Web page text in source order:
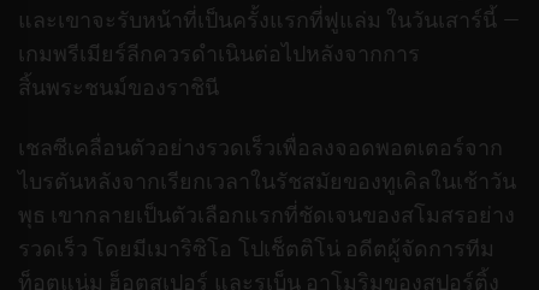
และเขาจะรับหน้าที่เป็นครั้งแรกที่ฟูแล่ม ในวันเสาร์นี้ —
เกมพรีเมียร์ลีกควรดำเนินต่อไปหลังจากการ
สิ้นพระชนม์ของราชินี
เชลซีเคลื่อนตัวอย่างรวดเร็วเพื่อลงจอดพอตเตอร์จาก
ไบรตันหลังจากเรียกเวลาในรัชสมัยของทูเคิลในเช้าวัน
พุธ เขากลายเป็นตัวเลือกแรกที่ชัดเจนของสโมสรอย่าง
รวดเร็ว โดยมีเมาริซิโอ โปเช็ตติโน่ อดีตผู้จัดการทีม
ท็อตแน่ม ฮ็อตสเปอร์ และรูเบ็น อาโมริมของสปอร์ติ้ง